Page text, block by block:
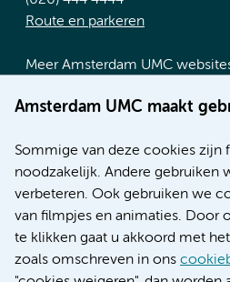
Amsterdam UMC maakt
Sommige van deze cookies
noodzakelijk. Andere gebruiken
verbeteren. Ook gebruiken we
van filmpjes en animaties. Door
te klikken gaat u akkoord met
zoals omschreven in ons
Route en parkeren
Meer Amsterdam UMC
Werken bij Amsterdam UMC
Nieuws
Research
Educatie locatie AMC
Educatie locatie VUmc